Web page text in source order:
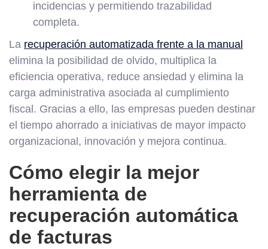
incidencias y permitiendo trazabilidad
completa.
La recuperación automatizada frente a la manual
elimina la posibilidad de olvido, multiplica la
eficiencia operativa, reduce ansiedad y elimina la
carga administrativa asociada al cumplimiento
fiscal. Gracias a ello, las empresas pueden destinar
el tiempo ahorrado a iniciativas de mayor impacto
organizacional, innovación y mejora continua.
Cómo elegir la mejor
herramienta de
recuperación automática
de facturas